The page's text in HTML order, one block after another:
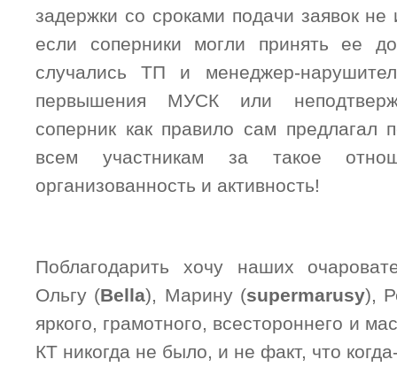
задержки со сроками подачи заявок не
если соперники могли принять ее
случались ТП и менеджер-
первышения МУСК или
соперник как правило сам предлагал
всем участникам за такое
организованность и активность!
Поблагодарить хочу наших
Ольгу (Bella), Марину (supermarusy),
яркого, грамотного, всестороннего и
КТ никогда не было, и не факт, что